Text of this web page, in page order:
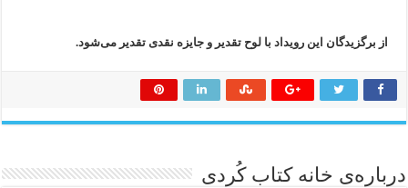
از برگزیدگان این رویداد با لوح تقدیر و جایزه نقدی تقدیر می‌شود.
درباره‌ی خانه کتاب کُردی